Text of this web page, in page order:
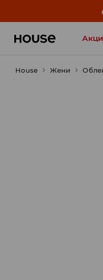
House Жени